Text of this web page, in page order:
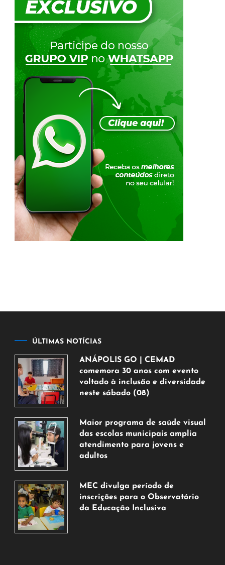
ÚLTIMAS NOTÍCIAS
ANÁPOLIS GO | CEMAD
comemora 30 anos com evento
voltado à inclusão e diversidade
neste sábado (08)
de
agosto
de
2026
Maior programa de saúde visual
das escolas municipais amplia
atendimento para jovens e
adultos
de
agosto
de
MEC divulga período de
inscrições para o Observatório
da Educação Inclusiva